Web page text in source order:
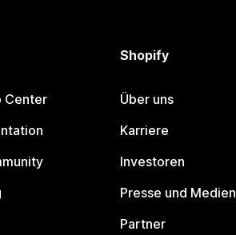
Center
Shopify
Über uns
Karriere
Investoren
Presse und Medien
Partner